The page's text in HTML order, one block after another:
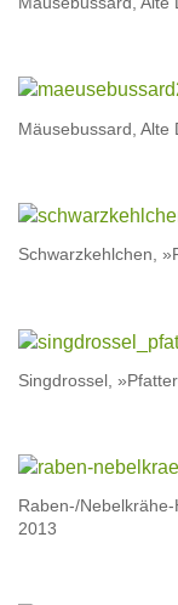
Mäusebussard, Alte
Schwarzkehlchen,
Singdrossel,
Raben-/
2013